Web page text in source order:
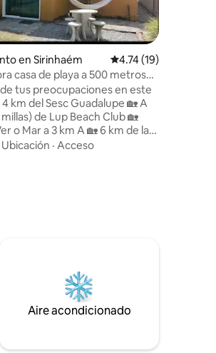
de 5, 105 reseñas
en Sirinhaém Calificación
4.74 (19)
casa de playa a 500 metros
tus preocupaciones en este
km del Sesc Guadalupe 🏡 A
de Lup Beach Club 🏡
o Mar a 3 km A 🏡 6 km de la
km de Praia dos
Seguridad 24 horas 🏡
espaciosa y tranquila
Ubicación · Acceso
Aire acondicionado